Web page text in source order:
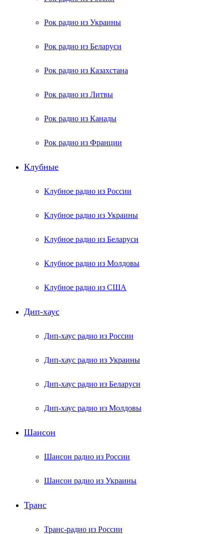
Рок радио из Украины
Рок радио из Беларуси
Рок радио из Казахстана
Рок радио из Литвы
Рок радио из Канады
Рок радио из Франции
Клубные
Клубное радио из России
Клубное радио из Украины
Клубное радио из Беларуси
Клубное радио из Молдовы
Клубное радио из США
Дип-хаус
Дип-хаус радио из России
Дип-хаус радио из Украины
Дип-хаус радио из Беларуси
Дип-хаус радио из Молдовы
Шансон
Шансон радио из России
Шансон радио из Украины
Транс
Транс-радио из России